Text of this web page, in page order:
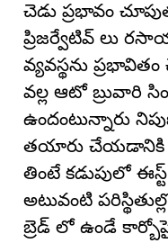
చెడు ప్రభావం
ప్రిజర్వేటివ్ లు
వ్యవస్థను
వల్ల ఆటో బ్రువారి
ఉందంటున్నారు
తయారు చేయడానికి
తింటే కడుపులో
అటువంటి
బ్రెడ్ లో ఉండే